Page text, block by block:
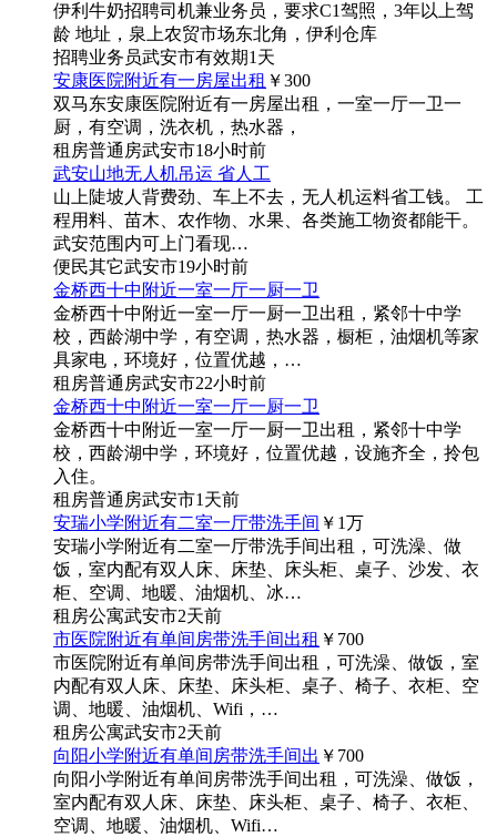
伊利牛奶招聘司机兼业务员，要求C1驾照，3年以上驾
龄 地址，泉上农贸市场东北角，伊利仓库
招聘业务员武安市有效期1天
安康医院附近有一房屋出租 ￥300
双马东安康医院附近有一房屋出租，一室一厅一卫一
厨，有空调，洗衣机，热水器，
租房普通房武安市18小时前
武安山地无人机吊运 省人工
山上陡坡人背费劲、车上不去，无人机运料省工钱。 工
程用料、苗木、农作物、水果、各类施工物资都能干。
武安范围内可上门看现…
便民其它武安市19小时前
金桥西十中附近一室一厅一厨一卫
金桥西十中附近一室一厅一厨一卫出租，紧邻十中学
校，西龄湖中学，有空调，热水器，橱柜，油烟机等家
具家电，环境好，位置优越，…
租房普通房武安市22小时前
金桥西十中附近一室一厅一厨一卫
金桥西十中附近一室一厅一厨一卫出租，紧邻十中学
校，西龄湖中学，环境好，位置优越，设施齐全，拎包
入住。
租房普通房武安市1天前
安瑞小学附近有二室一厅带洗手间 ￥1万
安瑞小学附近有二室一厅带洗手间出租，可洗澡、做
饭，室内配有双人床、床垫、床头柜、桌子、沙发、衣
柜、空调、地暖、油烟机、冰…
租房公寓武安市2天前
市医院附近有单间房带洗手间出租 ￥700
市医院附近有单间房带洗手间出租，可洗澡、做饭，室
内配有双人床、床垫、床头柜、桌子、椅子、衣柜、空
调、地暖、油烟机、Wifi，…
租房公寓武安市2天前
向阳小学附近有单间房带洗手间出 ￥700
向阳小学附近有单间房带洗手间出租，可洗澡、做饭，
室内配有双人床、床垫、床头柜、桌子、椅子、衣柜、
空调、地暖、油烟机、Wifi…